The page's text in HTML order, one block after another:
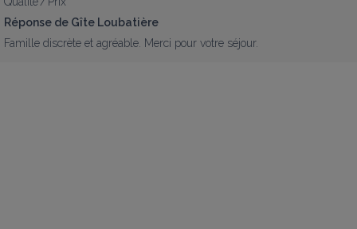
Réponse de Gîte Loubatière
Famille discrète et agréable. Merci pour votre séjour.